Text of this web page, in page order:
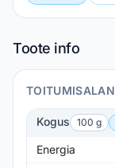
Toote info
Kogus 100 g
Energia